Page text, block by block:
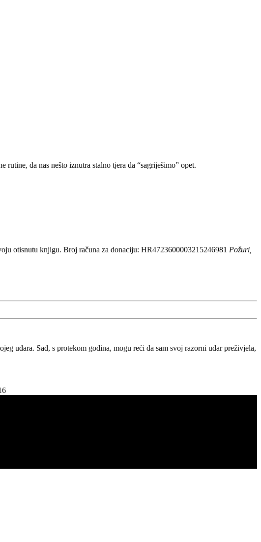
da nas nešto iznutra stalno tjera da “sagriješimo” opet.
otisnutu knjigu. Broj računa za donaciju: HR4723600003215246981 Požuri,
udara. Sad, s protekom godina, mogu reći da sam svoj razorni udar preživjela,